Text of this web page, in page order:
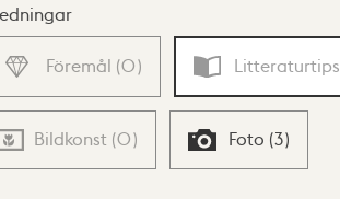
Föremål (0) Litteraturtips
Bildkonst (0) Foto (3)